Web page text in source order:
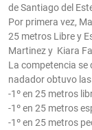
de Santiago del
Por primera vez,
25 metros Libre y
Martinez y Kiara
La competencia se
nadador obtuvo
-1º en 25 metros
-1º en 25 metros
-1º en 25 metros